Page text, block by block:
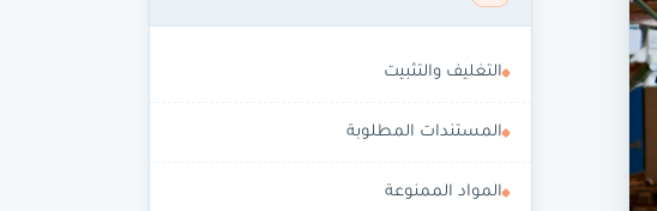
التغليف والتثبيت
المستندات المطلوبة
المواد الممنوعة